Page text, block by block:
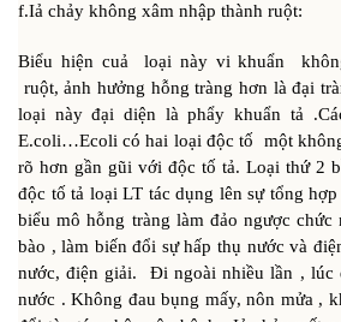
f.Iả chảy không xâm nhập thành ruột:
Biểu hiện cuả loại này vi khuẩn
ruột, ảnh hưởng hỗng tràng hơn là đại
loại này đại diện là phẩy khuẩn tả
E.coli…Ecoli có hai loại độc tố một
rõ hơn gần gũi với độc tố tả. Loại thứ 2
độc tố tả loại LT tác dụng lên sự tổng
biểu mô hỗng tràng làm đảo ngược chức
bào , làm biến đổi sự hấp thụ nước và
nước, điện giải. Đi ngoài nhiều lần , lúc
nước . Không đau bụng mấy, nôn mửa ,